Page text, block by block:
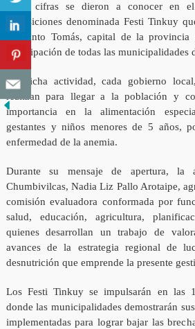
Estas cifras se dieron a conocer en
exposiciones denominada Festi Tinkuy
de Santo Tomás, capital de la
participación de todas las municipalidades
En dicha actividad, cada gobierno
realizan para llegar a la población y
importancia en la alimentación
gestantes y niños menores de 5 años,
enfermedad de la anemia.
Durante su mensaje de apertura, la
Chumbivilcas, Nadia Liz Pallo Arotaipe,
comisión evaluadora conformada por
salud, educación, agricultura,
quienes desarrollan un trabajo de
avances de la estrategia regional de
desnutrición que emprende la presente
Los Festi Tinkuy se impulsarán en las
donde las municipalidades demostrarán
implementadas para lograr bajar las